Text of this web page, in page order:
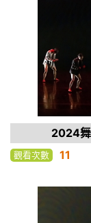
2024舞
觀看次數 11